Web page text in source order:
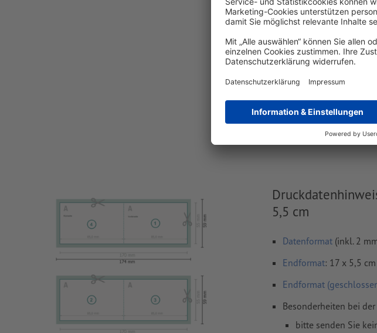
Mo, 17. Aug.
25,2 g
5,5 cm
Datenformat (inkl. 2
Endformat: 17 x 5,5 cm
Endformat
Besonderheiten bei
bitte senden Sie